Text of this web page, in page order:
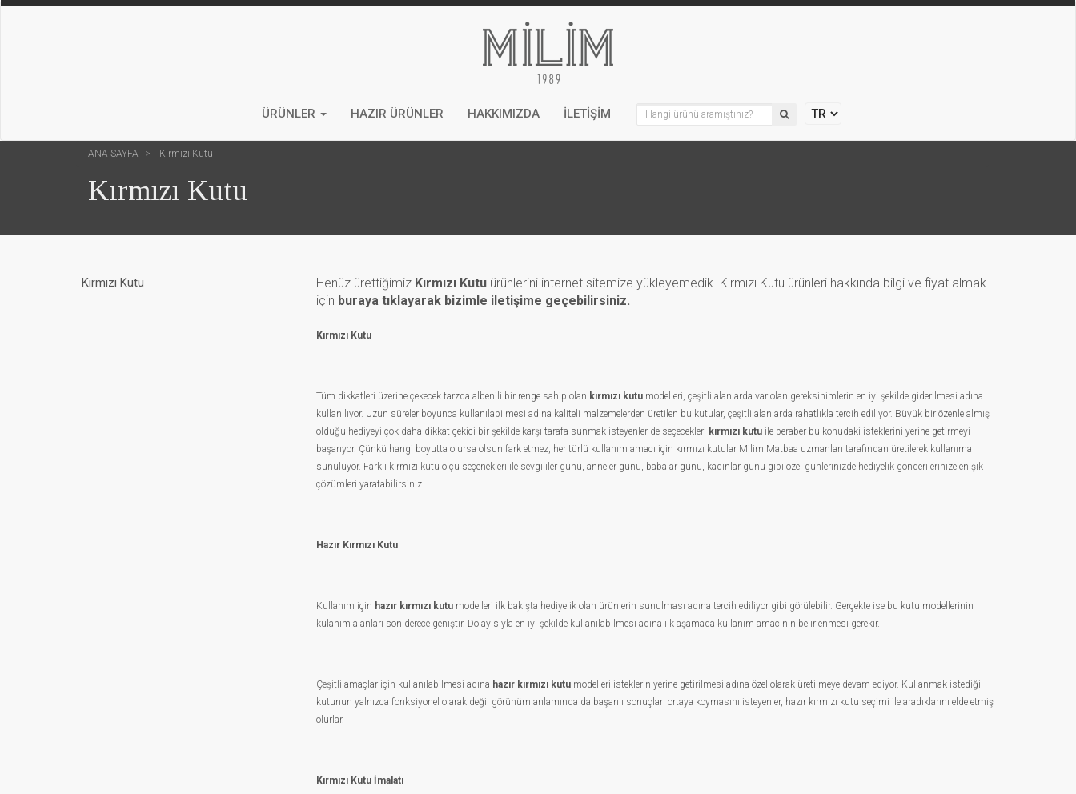
ÜRÜNLER HAZIR ÜRÜNLER HAKKIMIZDA İLETİŞİM
ANA SAYFA Kırmızı Kutu
Kırmızı Kutu
Kırmızı Kutu Henüz ürettiğimiz Kırmızı Kutuürünlerini internet sitemize yükleyemedik. Kırmızı Kutu ürünleri hakkında bilgi ve fiyat almak
için buraya tıklayarak bizimle iletişime geçebilirsiniz.
Kırmızı Kutu
Tüm dikkatleri üzerine çekecek tarzda albenili bir renge sahip olan kırmızı kutu modelleri, çeşitli alanlarda var olan gereksinimlerin en iyi şekilde giderilmesi adına
kullanılıyor. Uzun süreler boyunca kullanılabilmesi adına kaliteli malzemelerden üretilen bu kutular, çeşitli alanlarda rahatlıkla tercih ediliyor. Büyük bir özenle almış
olduğu hediyeyi çok daha dikkat çekici bir şekilde karşı tarafa sunmak isteyenler de seçecekleri kırmızı kutu ile beraber bu konudaki isteklerini yerine getirmeyi
başarıyor. Çünkü hangi boyutta olursa olsun fark etmez, her türlü kullanım amacı için kırmızı kutular Milim Matbaa uzmanları tarafından üretilerek kullanıma
sunuluyor. Farklı kırmızı kutu ölçü seçenekleri ile sevgililer günü, anneler günü, babalar günü, kadınlar günü gibi özel günlerinizde hediyelik gönderilerinize en şık
çözümleri yaratabilirsiniz.
Hazır Kırmızı Kutu
Kullanım için hazır kırmızı kutu modelleri ilk bakışta hediyelik olan ürünlerin sunulması adına tercih ediliyor gibi görülebilir. Gerçekte ise bu kutu modellerinin
kulanım alanları son derece geniştir. Dolayısıyla en iyi şekilde kullanılabilmesi adına ilk aşamada kullanım amacının belirlenmesi gerekir.
Çeşitli amaçlar için kullanılabilmesi adına hazır kırmızı kutu modelleri isteklerin yerine getirilmesi adına özel olarak üretilmeye devam ediyor. Kullanmak istediği
kutunun yalnızca fonksiyonel olarak değil görünüm anlamında da başarılı sonuçları ortaya koymasını isteyenler, hazır kırmızı kutu seçimi ile aradıklarını elde etmiş
olurlar.
Kırmızı Kutu İmalatı